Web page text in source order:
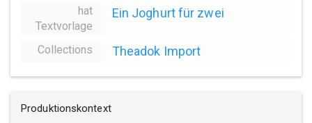
hat
Textvorlage
Ein Joghurt für zwei
Collections Theadok Import
Produktionskontext